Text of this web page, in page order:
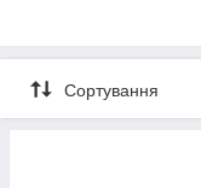
Сортування